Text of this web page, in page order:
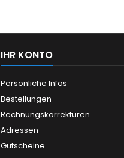
IHR KONTO
Persönliche Infos
Bestellungen
Rechnungskorrekturen
Adressen
Gutscheine